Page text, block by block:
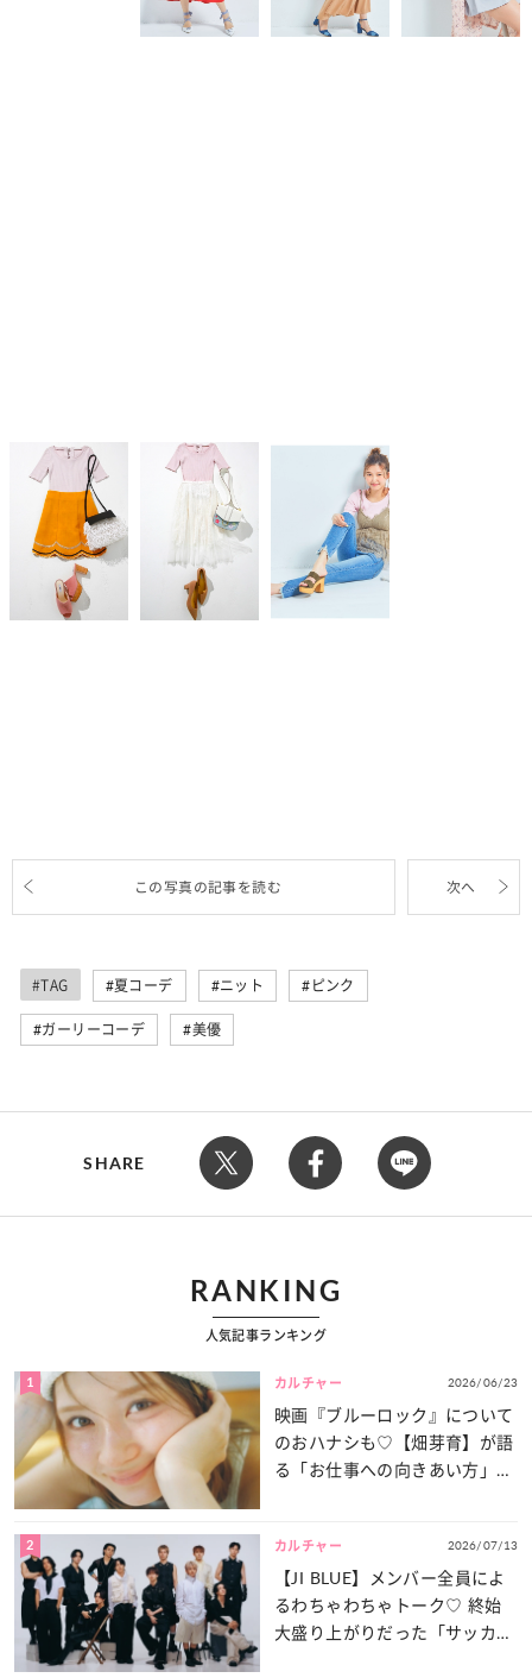
この写真の記事を読む 次へ
#TAG 夏コーデ ニット ピンク
ガーリーコーデ 美優
SHARE
RANKING
人気記事ランキング
1 カルチャー 2026/06/23
映画『ブルーロック』について
のおハナシも♡【畑芽育】が語
る「お仕事への向きあい方」と
2 カルチャー 2026/07/13
【JI BLUE】メンバー全員によ
るわちゃわちゃトーク♡ 終始
大盛り上がりだった「サッカー